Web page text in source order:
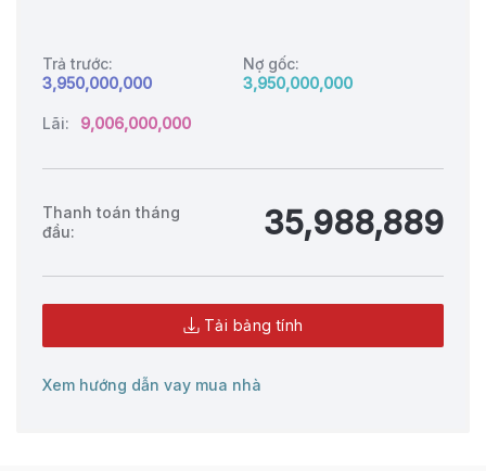
Trả trước:
3,950,000,000
Nợ gốc:
3,950,000,000
Lãi: 9,006,000,000
Thanh toán tháng
đầu:
35,988,889
Tải bảng tính
Xem hướng dẫn vay mua nhà